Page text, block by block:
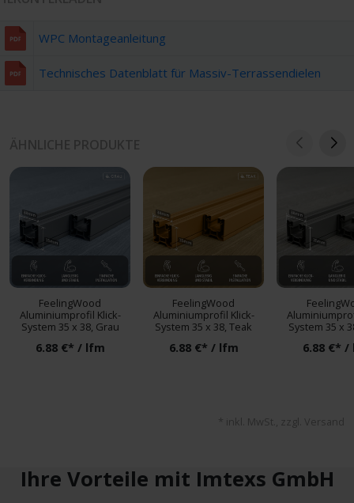
WPC Montageanleitung
Technisches Datenblatt für Massiv-Terrassendielen
FeelingWood
Aluminiumprofil Klick-
System 35 x 38, Grau
6.88 €* / lfm
FeelingWood
Aluminiumprofil Klick-
System 35 x 38, Teak
6.88 €* / lfm
System 35 x
6.88 €*
* inkl. MwSt., zzgl. Versand
Ihre Vorteile mit Imtexs GmbH